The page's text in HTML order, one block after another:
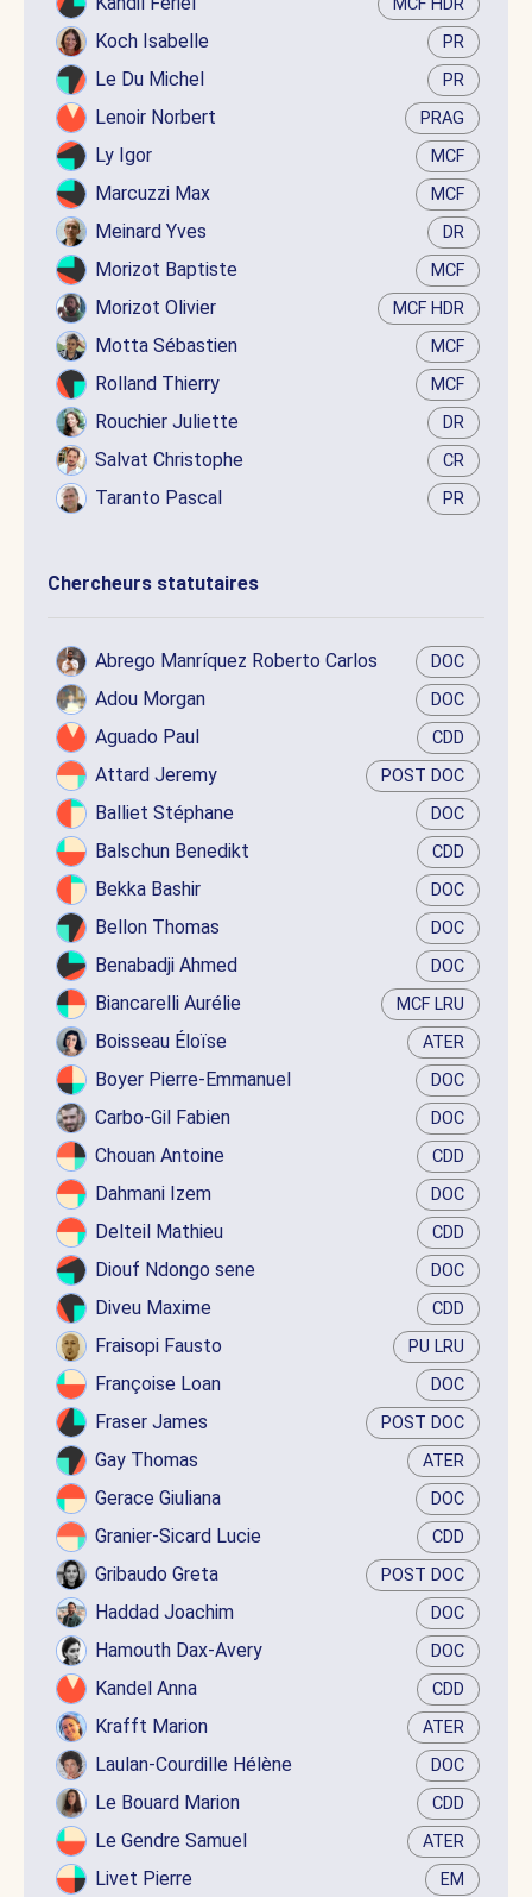
MCF HDR
Koch Isabelle PR
Le Du Michel PR
Lenoir Norbert PRAG
Ly Igor MCF
Marcuzzi Max MCF
Meinard Yves DR
Morizot Baptiste MCF
Morizot Olivier MCF HDR
Motta Sébastien MCF
Rolland Thierry MCF
Rouchier Juliette DR
Salvat Christophe CR
Taranto Pascal PR
Chercheurs statutaires
Abrego Manríquez Roberto Carlos DOC
Adou Morgan DOC
Aguado Paul CDD
Attard Jeremy POST DOC
Balliet Stéphane DOC
Balschun Benedikt CDD
Bekka Bashir DOC
Bellon Thomas DOC
Benabadji Ahmed DOC
Biancarelli Aurélie MCF LRU
Boisseau Éloïse ATER
Boyer Pierre-Emmanuel DOC
Carbo-Gil Fabien DOC
Chouan Antoine CDD
Dahmani Izem DOC
Delteil Mathieu CDD
Diouf Ndongo sene DOC
Diveu Maxime CDD
Fraisopi Fausto PU LRU
Françoise Loan DOC
Fraser James POST DOC
Gay Thomas ATER
Gerace Giuliana DOC
Granier-Sicard Lucie CDD
Gribaudo Greta POST DOC
Haddad Joachim DOC
Hamouth Dax-Avery DOC
Kandel Anna CDD
Krafft Marion ATER
Laulan-Courdille Hélène DOC
Le Bouard Marion CDD
Le Gendre Samuel ATER
Livet Pierre EM